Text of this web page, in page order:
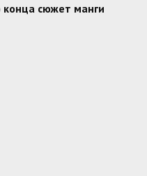
сюжет манги